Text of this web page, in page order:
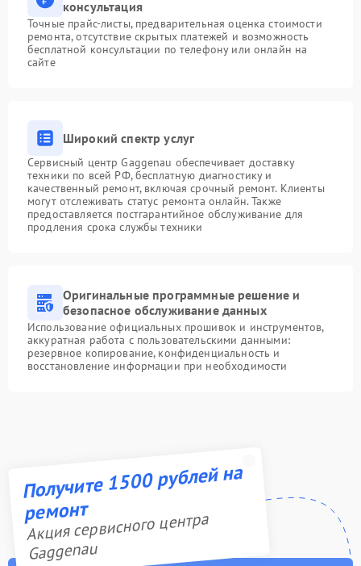
консультация
Точные прайс-листы, предварительная оценка стоимости
ремонта, отсутствие скрытых платежей и возможность
бесплатной консультации по телефону или онлайн на
сайте
Широкий спектр услуг
Сервисный центр Gaggenau обеспечивает доставку
техники по всей РФ, бесплатную диагностику и
качественный ремонт, включая срочный ремонт. Клиенты
могут отслеживать статус ремонта онлайн. Также
предоставляется постгарантийное обслуживание для
продления срока службы техники
Оригинальные программные решение и
безопасное обслуживание данных
Использование официальных прошивок и инструментов,
аккуратная работа с пользовательскими данными:
резервное копирование, конфиденциальность и
восстановление информации при необходимости
Получите 1500 рублей на
ремонт
Акция сервисного центра
Gaggenau